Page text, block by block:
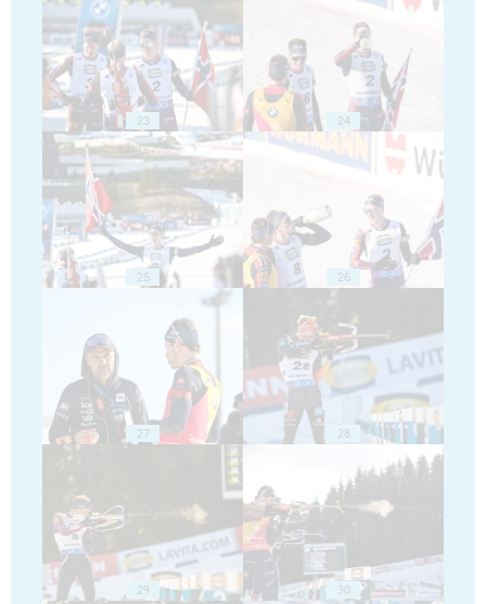
23 24
25 26
27 28
29 30